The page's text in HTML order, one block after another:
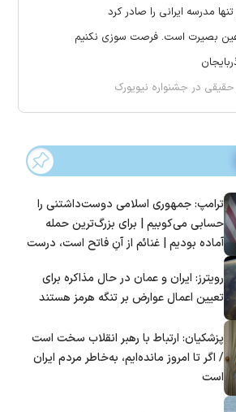
مدرسه ایرانی را صادر کرد
عین بصیرت است. فرصت سوزی نکنیم
در جشنواره نیویورک
ترامپ: جمهوری اسلامی دوست‌داشتنی را
حسابی می‌کوبیم | برای بزرگ‌ترین حمله
آماده بودیم | غنائم از آنِ فاتح است، درست
رویترز: ایران و عمان در حال مذاکره برای
تعیین اعمال عوارض بر تنگه هرمز هستند
پزشکیان: ارتباط با رهبر انقلاب سخت است
/ اگر تا امروز مانده‌ایم، به‌خاطر مردم ایران
است